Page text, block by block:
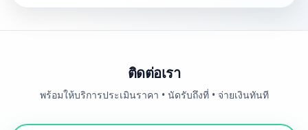
ติดต่อเรา
พร้อมให้บริการประเมินราคา • นัดรับถึงที่ • จ่ายเงินทันที